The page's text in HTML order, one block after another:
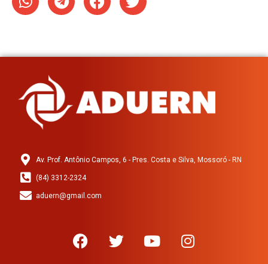
Av. Prof. Antônio Campos, 6 - Pres. Costa e Silva, Mossoró - RN
(84) 3312-2324
aduern@gmail.com